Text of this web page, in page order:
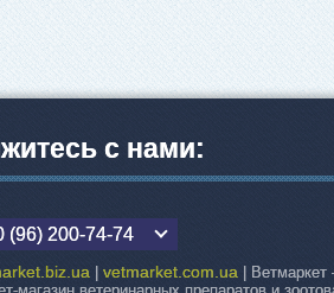
с нами:
(96) 200-74-74
|vetmarket.com.ua | Ветмаркет